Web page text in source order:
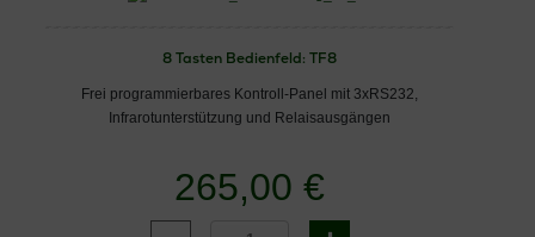
8 Tasten Bedienfeld: TF8
Frei programmierbares Kontroll-Panel mit 3xRS232,
Infrarotunterstützung und Relaisausgängen
265,00 €